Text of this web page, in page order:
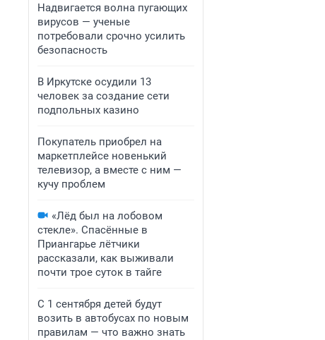
Надвигается волна пугающих
вирусов — ученые
потребовали срочно усилить
безопасность
В Иркутске осудили 13
человек за создание сети
подпольных казино
Покупатель приобрел на
маркетплейсе новенький
телевизор, а вместе с ним —
кучу проблем
«Лёд был на лобовом
стекле». Спасённые в
Приангарье лётчики
рассказали, как выживали
почти трое суток в тайге
С 1 сентября детей будут
возить в автобусах по новым
правилам — что важно знать